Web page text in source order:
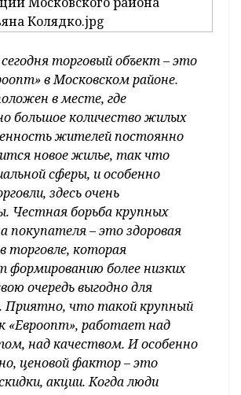
торговый объект – это
в Московском районе.
в месте, где
большое количество жилых
жителей постоянно
новое жилье, так что
сферы, и особенно
здесь очень
Честная борьба крупных
покупателя – это здоровая
торговле, которая
формированию более низких
очередь выгодно для
Приятно, что такой крупный
«Евроопт», работает над
над качеством. И особенно
ценовой фактор – это
акции. Когда люди